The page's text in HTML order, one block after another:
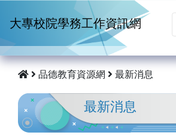
大專校院學務工作資訊網
品德教育資源網 最新消息
最新消息